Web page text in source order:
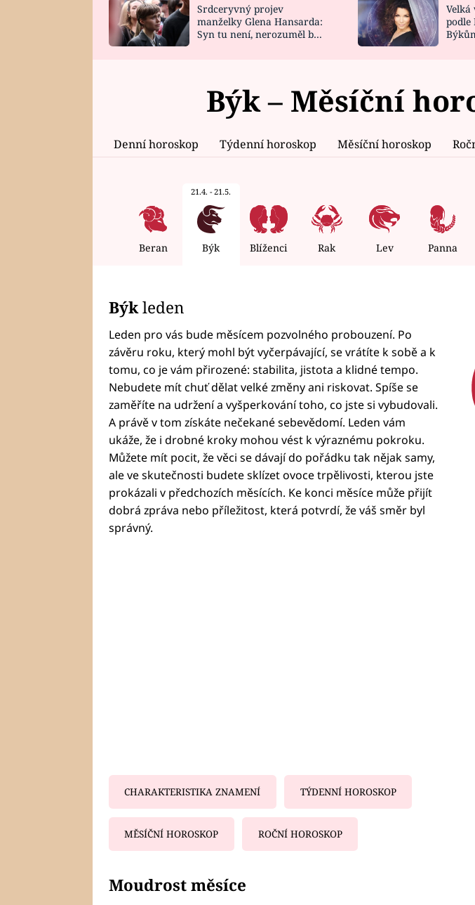
HOROSKOP NA
CELEBRITY
VAŘENÍ
NOVINKY
VIDEORECEPTY
Srdceryvný projev
manželky Glena Hansarda:
Syn tu není, nerozuměl by
Velká
podle
Býk – Měsíční
Denní horoskop Týdenní horoskop Měsíční horoskop
Beran
21.4. - 21.5.
Býk Blíženci Rak Lev Panna
Býkleden
Leden pro vás bude měsícem pozvolného probouzení. Po
závěru roku, který mohl být vyčerpávající, se vrátíte k sobě a k
tomu, co je vám přirozené: stabilita, jistota a klidné tempo.
Nebudete mít chuť dělat velké změny ani riskovat. Spíše se
zaměříte na udržení a vyšperkování toho, co jste si vybudovali.
A právě v tom získáte nečekané sebevědomí. Leden vám
ukáže, že i drobné kroky mohou vést k výraznému pokroku.
Můžete mít pocit, že věci se dávají do pořádku tak nějak samy,
ale ve skutečnosti budete sklízet ovoce trpělivosti, kterou jste
prokázali v předchozích měsících. Ke konci měsíce může přijít
dobrá zpráva nebo příležitost, která potvrdí, že váš směr byl
správný.
CHARAKTERISTIKA ZNAMENÍ TÝDENNÍ HOROSKOP
MĚSÍČNÍ HOROSKOP ROČNÍ HOROSKOP
Moudrost měsíce